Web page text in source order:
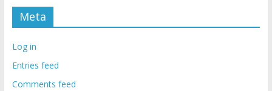
Meta
Log in
Entries feed
Comments feed